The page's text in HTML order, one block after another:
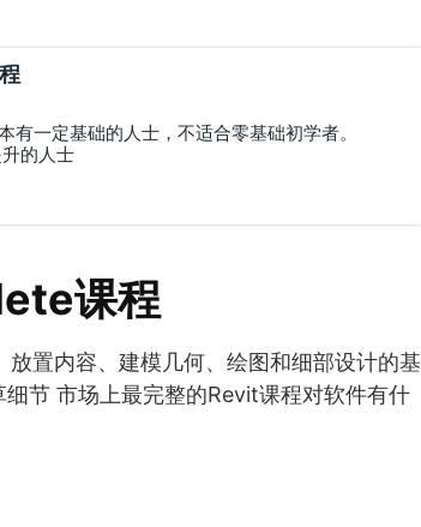
一定基础的人士，不适合零基础初学者。
的人士
课程
置内容、建模几何、绘图和细部设计的基
节 市场上最完整的Revit课程对软件有什